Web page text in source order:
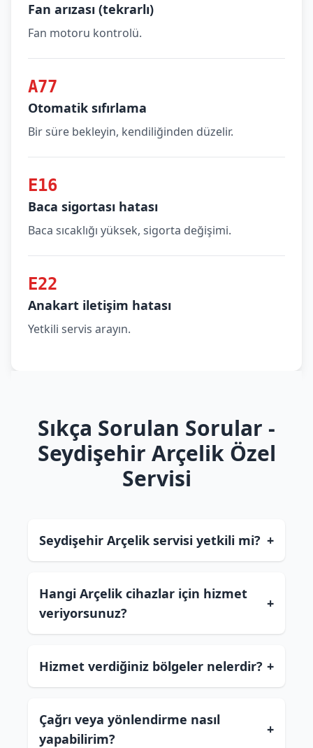
Fan arızası (tekrarlı)
Fan motoru kontrolü.
A77
Otomatik sıfırlama
Bir süre bekleyin, kendiliğinden düzelir.
E16
Baca sigortası hatası
Baca sıcaklığı yüksek, sigorta değişimi.
E22
Anakart iletişim hatası
Yetkili servis arayın.
Sıkça Sorulan Sorular -
Seydişehir Arçelik Özel
Servisi
Seydişehir Arçelik servisi yetkili mi? +
Hangi Arçelik cihazlar için hizmet
veriyorsunuz?
+
Hizmet verdiğiniz bölgeler nelerdir? +
Çağrı veya yönlendirme nasıl
yapabilirim?
+